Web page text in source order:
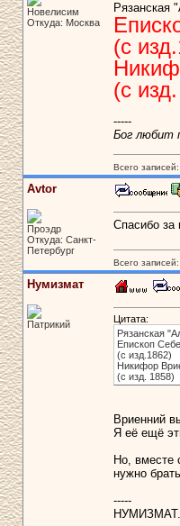
Новелисим
Откуда: Москва
Рязанская
(с
(с
-----
Бог любит
Всего записей:
Avtor
Проэдр
Откуда: Санкт-
Петербург
Спасибо
Всего записей:
Нумизмат
Патрикий
Цитата:
Рязанская
Епископ
(с изд.1862)
Никифор
(с изд. 1858)
Вриенний
Я её ещё
Но, вместе
нужно
-----
НУМИЗМАТ.